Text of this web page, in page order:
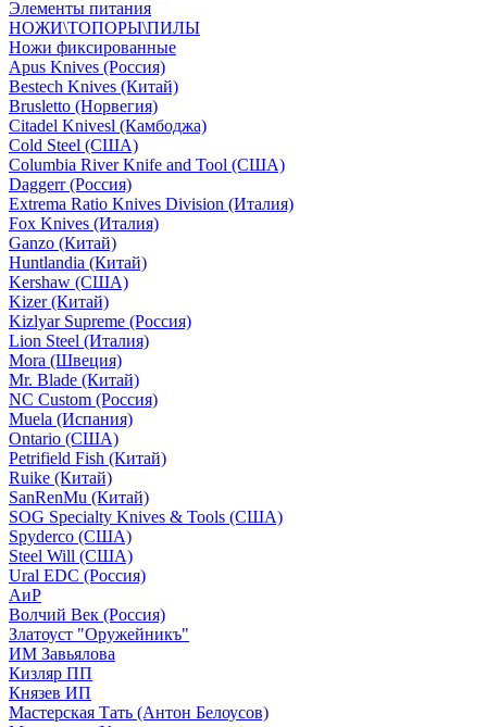
Элементы питания
НОЖИ\ТОПОРЫ\ПИЛЫ
Ножи фиксированные
Apus Knives (Россия)
Bestech Knives (Китай)
Brusletto (Норвегия)
Citadel Knivesl (Камбоджа)
Cold Steel (США)
Columbia River Knife and Tool (США)
Daggerr (Россия)
Extrema Ratio Knives Division (Италия)
Fox Knives (Италия)
Ganzo (Китай)
Huntlandia (Китай)
Kershaw (США)
Kizer (Китай)
Kizlyar Supreme (Россия)
Lion Steel (Италия)
Mora (Швеция)
Mr. Blade (Китай)
NC Custom (Россия)
Muela (Испания)
Ontario (США)
Petrifield Fish (Китай)
Ruike (Китай)
SanRenMu (Китай)
SOG Specialty Knives & Tools (США)
Spyderco (США)
Steel Will (США)
Ural EDC (Россия)
АиР
Волчий Век (Россия)
Златоуст "Оружейникъ"
ИМ Завьялова
Кизляр ПП
Князев ИП
Мастерская Тать (Антон Белоусов)